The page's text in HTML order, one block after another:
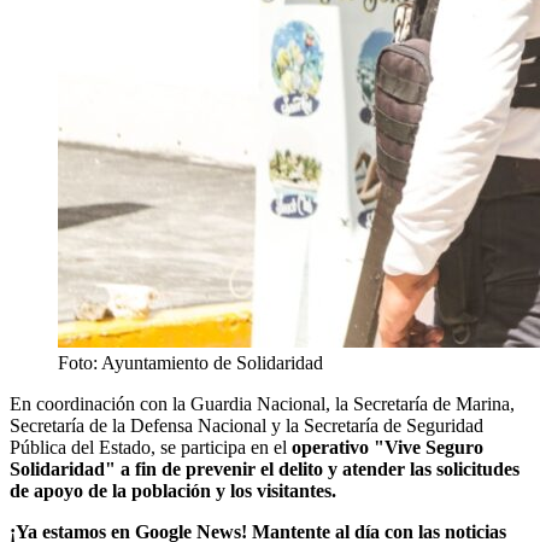
Foto: Ayuntamiento de Solidaridad
En coordinación con la Guardia Nacional, la Secretaría de Marina,
Secretaría de la Defensa Nacional y la Secretaría de Seguridad
Pública del Estado, se participa en el operativo "Vive Seguro
Solidaridad" a fin de prevenir el delito y atender las solicitudes
de apoyo de la población y los visitantes.
¡Ya estamos en Google News! Mantente al día con las noticias